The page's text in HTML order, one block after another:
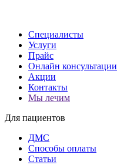
Специалисты
Услуги
Прайс
Онлайн консультации
Акции
Контакты
Мы лечим
Для пациентов
ДМС
Способы оплаты
Статьи